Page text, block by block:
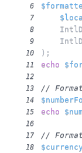
6
7
8
9
10 ) ;
11 echo
12
13
//
14
15 echo
16
17
//
18